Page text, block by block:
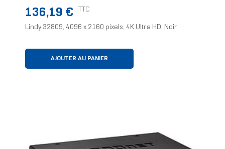
Prix
136,19 € TTC
Lindy 32809, 4096 x 2160 pixels, 4K Ultra HD, Noir
AJOUTER AU PANIER